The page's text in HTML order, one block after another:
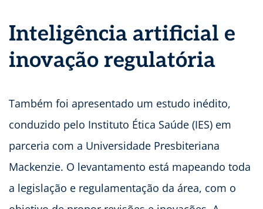
Inteligência artificial e
inovação regulatória
Também foi apresentado um estudo inédito,
conduzido pelo Instituto Ética Saúde (IES) em
parceria com a Universidade Presbiteriana
Mackenzie. O levantamento está mapeando toda
a legislação e regulamentação da área, com o